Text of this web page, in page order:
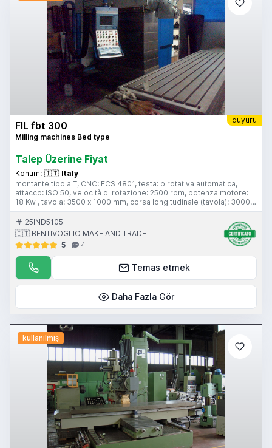
duyuru
FIL fbt 300
Milling machines Bed type
Talep Üzerine Fiyat
Konum: 🇮🇹 Italy
montante tipo a T, CNC: ECS 4801, testa: birotativa automatica,
attacco: ISO 50, velocità di rotazione: 2500 rpm, potenza motore:
18 Kw , tavola: 3500 x 1000 mm, corsa longitudinale (tavola): 3000
mm, corsa trasversale (slittone): 800 mm, corsa trasversale
(montante): 1000 mm, corsa verticale: 1500 mm,pensile di
comando
25IND5105
🇮🇹 BENTIVOGLIO MAKE AND TRADE
5
4
Temas etmek
Daha Fazla Gör
kullanılmış